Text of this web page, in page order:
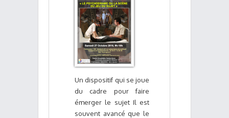
Un dispositif qui se joue
du cadre pour faire
émerger le sujet Il est
souvent avancé que le